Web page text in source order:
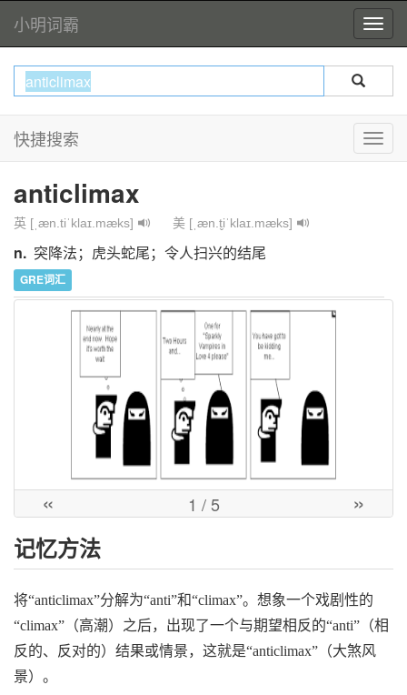
小明词霸
快捷搜索
anticlimax
英 [ˌæn.tiˈklaɪ.mæks] 美 [ˌæn.t̬iˈklaɪ.mæks]
n. 突降法；虎头蛇尾；令人扫兴的结尾
GRE词汇
« 1 / 5 »
记忆方法
将“anticlimax”分解为“anti”和“climax”。想象一个戏剧性的
“climax”（高潮）之后，出现了一个与期望相反的“anti”（相
反的、反对的）结果或情景，这就是“anticlimax”（大煞风
景）。